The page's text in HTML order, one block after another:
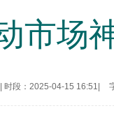
市场
时段：2025-04-15 16:51